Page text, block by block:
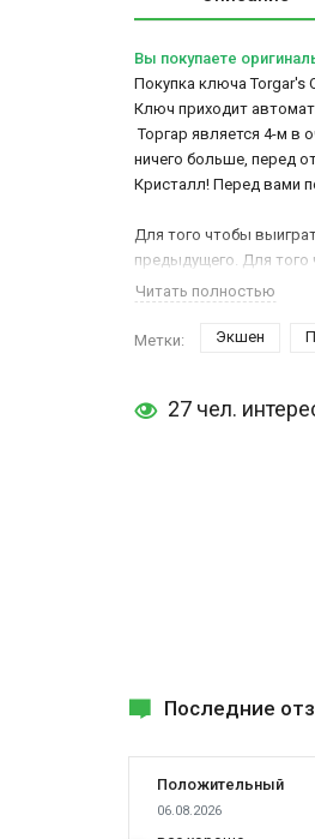
Вы покупаете
Покупка ключа Torgar's
Ключ приходит
Торгар является 4-м в
ничего больше, перед
Кристалл! Перед вами
Для того чтобы
предыдущего. Для
Читать полностью
Метки: Экшен
27 чел.
Последние
Положительный
06.08.2026